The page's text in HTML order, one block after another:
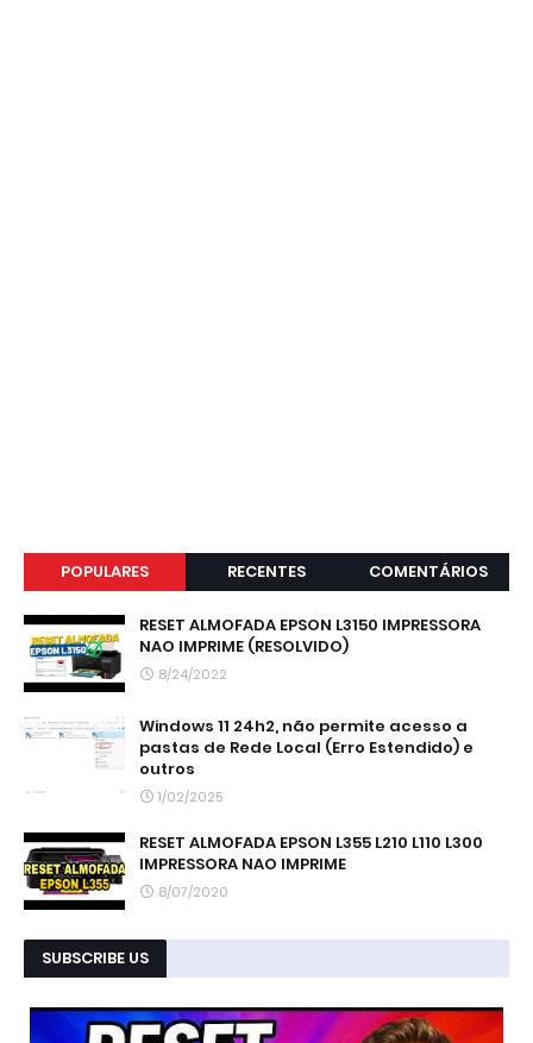
POPULARES RECENTES COMENTÁRIOS
RESET ALMOFADA EPSON L3150 IMPRESSORA
NAO IMPRIME (RESOLVIDO)
8/24/2022
Windows 11 24h2, não permite acesso a
pastas de Rede Local (Erro Estendido) e
outros
1/02/2025
RESET ALMOFADA EPSON L355 L210 L110 L300
IMPRESSORA NAO IMPRIME
8/07/2020
SUBSCRIBE US